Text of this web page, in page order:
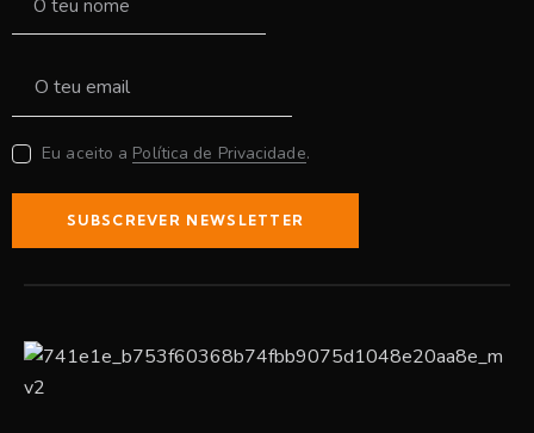
Eu aceito a Política de Privacidade.
SUBSCREVER NEWSLETTER